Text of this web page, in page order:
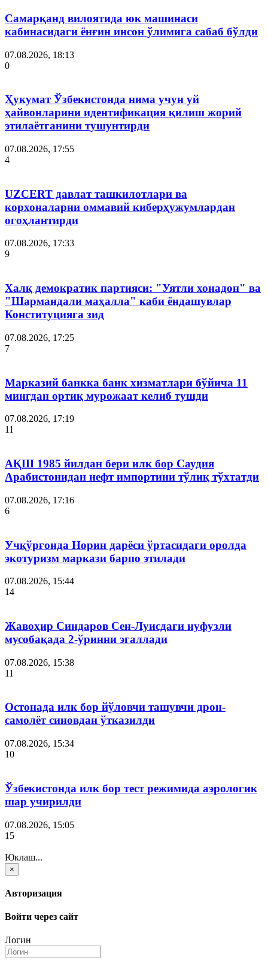
Самарқанд вилоятида юк машинаси
кабинасидаги ёнғин инсон ўлимига сабаб бўлди
07.08.2026, 18:13
0
Ҳукумат Ўзбекистонда нима учун уй
ҳайвонларини идентификация қилиш жорий
этилаётганини тушунтирди
07.08.2026, 17:55
4
UZCERT давлат ташкилотлари ва
корхоналарни оммавий киберҳужумлардан
огоҳлантирди
07.08.2026, 17:33
9
Халқ демократик партияси: "Уятли хонадон" ва
"Шармандали маҳалла" каби ёндашувлар
Конституцияга зид
07.08.2026, 17:25
7
Марказий банкка банк хизматлари бўйича 11
мингдан ортиқ мурожаат келиб тушди
07.08.2026, 17:19
11
АҚШ 1985 йилдан бери илк бор Саудия
Арабистонидан нефт импортини тўлиқ тўхтатди
07.08.2026, 17:16
6
Учқўрғонда Норин дарёси ўртасидаги оролда
экотуризм маркази барпо этилади
07.08.2026, 15:44
14
Жавоҳир Синдаров Сен-Луисдаги нуфузли
мусобақада 2-ўринни эгаллади
07.08.2026, 15:38
11
Остонада илк бор йўловчи ташувчи дрон-
самолёт синовдан ўтказилди
07.08.2026, 15:34
10
Ўзбекистонда илк бор тест режимида аэрологик
шар учирилди
07.08.2026, 15:05
15
Юклаш...
×
Авторизация
Войти через сайт
Логин